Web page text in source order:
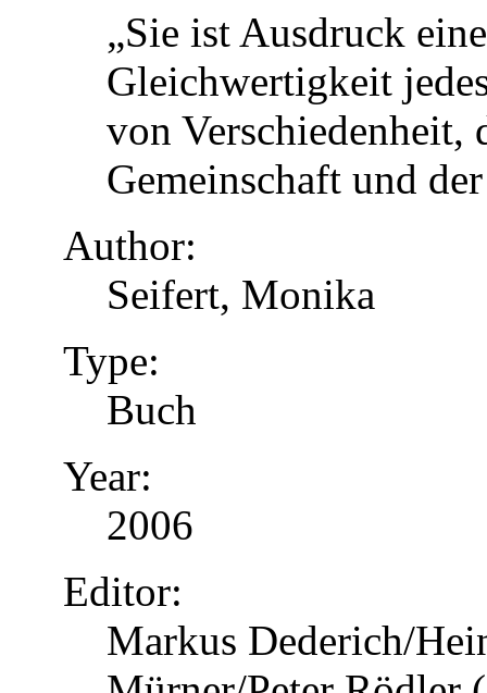
„Sie ist Ausdruck
Gleichwertigkeit
von Verschiedenheit,
Gemeinschaft und
Author:
Seifert, Monika
Type:
Buch
Year:
2006
Editor:
Markus Dederich/